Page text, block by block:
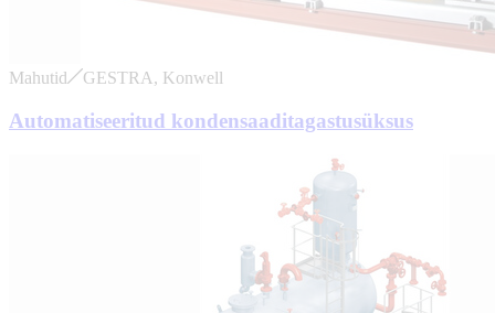
Mahutid GESTRA, Konwell
Automatiseeritud kondensaaditagastusüksus